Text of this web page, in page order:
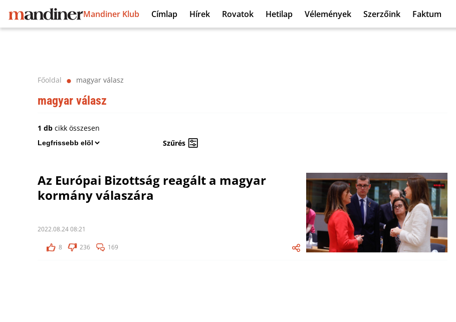
Mandiner Klub Címlap Hírek Rovatok Hetilap Vélemények Szerzőink Faktum
Főoldal ⬤ magyar válasz
magyar válasz
1 db cikk összesen
Szűrés
Az Európai Bizottság reagált a magyar
kormány válaszára
2022.08.24 08:21
8 236 169